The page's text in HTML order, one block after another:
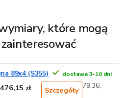
które mogą
89x4 (S355) dostawa 3-10 dni
476,15 zł Szczegóły 79,36,-